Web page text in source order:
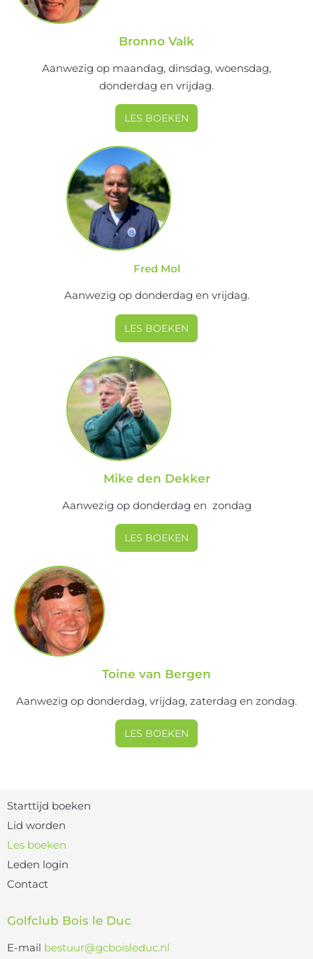
Bronno Valk
Aanwezig op maandag, dinsdag, woensdag,
donderdag en vrijdag.
LES BOEKEN
Fred Mol
Aanwezig op donderdag en vrijdag.
LES BOEKEN
Mike den Dekker
Aanwezig op donderdag en zondag
LES BOEKEN
Toine van Bergen
Aanwezig op donderdag, vrijdag, zaterdag en zondag.
LES BOEKEN
Starttijd boeken
Lid worden
Les boeken
Leden login
Contact
Golfclub Bois le Duc
E-mail bestuur@gcboisleduc.nl